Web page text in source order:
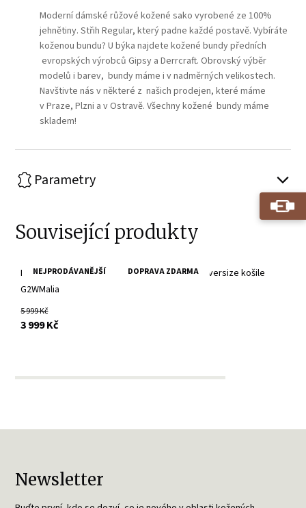
Moderní dámské růžové kožené sako vyrobené ze 100%
jehnětiny. Střih Regular, který padne každé postavě. Vybíráte
koženou bundu? U býka najdete kožené bundy předních
evropských výrobců Gipsy a Derrcraft. Obrovský výběr
modelů i barev, bundy máme i v nadměrných velikostech.
Navštivte nás v některé z našich prodejen, které máme
v Praze, Plzni a v Ostravě. Všechny kožené bundy máme
skladem!
Parametry
Související produkty
NEJPRODÁVANĚJŠÍ DOPRAVA ZDARMA
Dámský černý kožený kabátek- prodloužená Oversize košile
G2WMalia
5 999 Kč
3 999 Kčs DPH
Newsletter